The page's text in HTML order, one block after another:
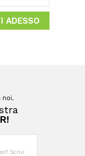
ADESSO
noi.